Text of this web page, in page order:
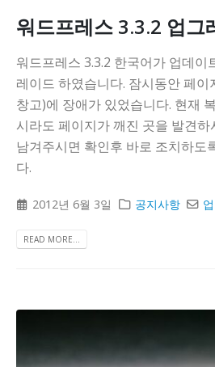
워드프레스 3.3.2 업그
워드프레스 3.3.2 한국어가 업데이
레이드 하였습니다. 잠시동안 페이
창고)에 장애가 있었습니다. 현재
시라도 페이지가 깨진 곳을 발견
남겨주시면 확인후 바로 조치하도
다.
2012년 6월 3일 공지사항
READ MORE...